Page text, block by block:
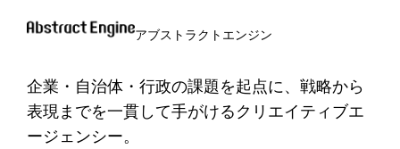
アブストラクトエンジン
企業・自治体・行政の課題を起点に、戦略から
表現までを一貫して手がけるクリエイティブエ
ージェンシー。